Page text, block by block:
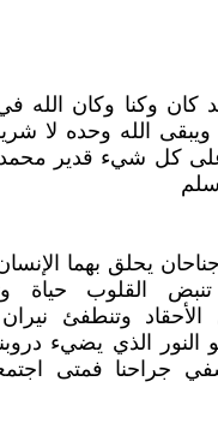
كان وكنا وكان الله
الله وحده لا
كل شيء قدير
يحلق بهما
القلوب حياة
الأحقاد وتنطفئ
النور الذي يضيء
جراحنا فمتى